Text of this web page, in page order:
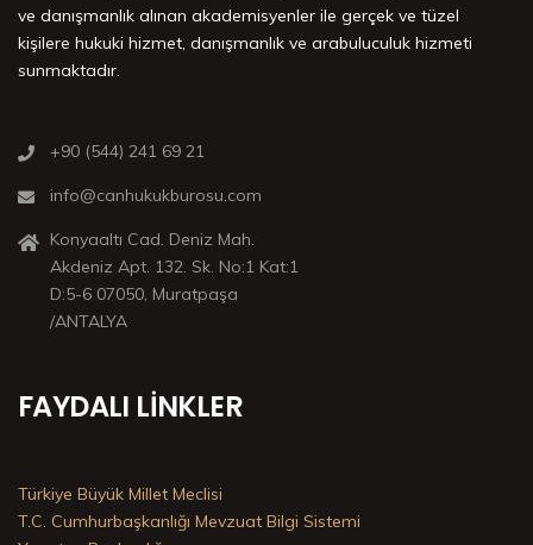
ve danışmanlık alınan akademisyenler ile gerçek ve tüzel
kişilere hukuki hizmet, danışmanlık ve arabuluculuk hizmeti
sunmaktadır.
+90 (544) 241 69 21
info@canhukukburosu.com
Konyaaltı Cad. Deniz Mah.
Akdeniz Apt. 132. Sk. No:1 Kat:1
D:5-6 07050, Muratpaşa
/ANTALYA
FAYDALI LINKLER
Türkiye Büyük Millet Meclisi
T.C. Cumhurbaşkanlığı Mevzuat Bilgi Sistemi